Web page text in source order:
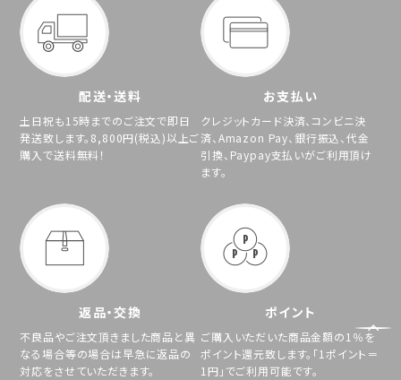
配送・送料
土日祝も15時までのご注文で即日
発送致します。8,800円(税込)以上ご
購入で送料無料！
お支払い
クレジットカード決済、コンビニ決
済、Amazon Pay、銀行振込、代金
引換、Paypay支払いがご利用頂け
ます。
返品・交換
不良品やご注文頂きました商品と異
なる場合等の場合は早急に返品の
対応をさせていただきます。
ポイント
ご購入いただいた商品金額の1％を
ポイント還元致します。「1ポイント＝
1円」でご利用可能です。